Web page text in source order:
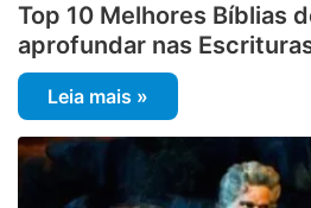
Top 10 Melhores Bíblias
aprofundar nas
Leia mais »